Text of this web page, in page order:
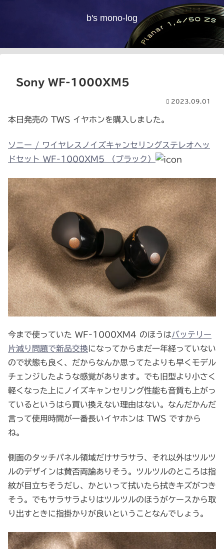
b's mono-log
Sony WF-1000XM5
2023.09.01
本日発売の TWS イヤホンを購入しました。
ソニー / ワイヤレスノイズキャンセリングステレオヘッ
ドセット WF-1000XM5 （ブラック）
今まで使っていた WF-1000XM4 のほうはバッテリー
片減り問題で新品交換になってからまだ一年経っていない
ので状態も良く、だからなんか思ってたよりも早くモデル
チェンジしたような感覚があります。でも旧型より小さく
軽くなった上にノイズキャンセリング性能も音質も上がっ
ているというはら買い換えない理由はない。なんだかんだ
言って使用時間が一番長いイヤホンは TWS ですから
ね。
側面のタッチパネル領域だけサラサラ、それ以外はツルツ
ルのデザインは賛否両論ありそう。ツルツルのところは指
紋が目立ちそうだし、かといって拭いたら拭きキズがつき
そう。でもサラサラよりはツルツルのほうがケースから取
り出すときに指掛かりが良いということなんでしょう。